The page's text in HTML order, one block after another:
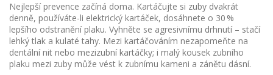
Nejlepší prevence začíná doma. Kartáčujte si zuby dvakrát
denně, používáte-li elektrický kartáček, dosáhnete o 30 %
lepšího odstranění plaku. Vyhněte se agresivnímu drhnutí – stačí
lehký tlak a kulaté tahy. Mezi kartáčováním nezapomeňte na
dentální nit nebo mezizubní kartáčky; i malý kousek zubního
plaku mezi zuby může vést k zubnímu kameni a zánětu dásní.